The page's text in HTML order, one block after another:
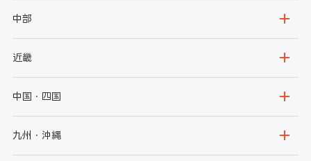
岩手県
秋田県
茨城県
群馬県
千葉県
中部
新潟県
石川県
山梨県
近畿
大阪府
京都府
中国・四国
鳥取県
九州・沖縄